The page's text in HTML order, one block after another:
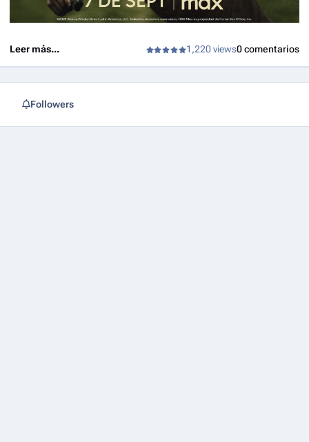
Jeremy Yaches para Public Record.
Leer más... 1,220 views0 comentarios
Followers